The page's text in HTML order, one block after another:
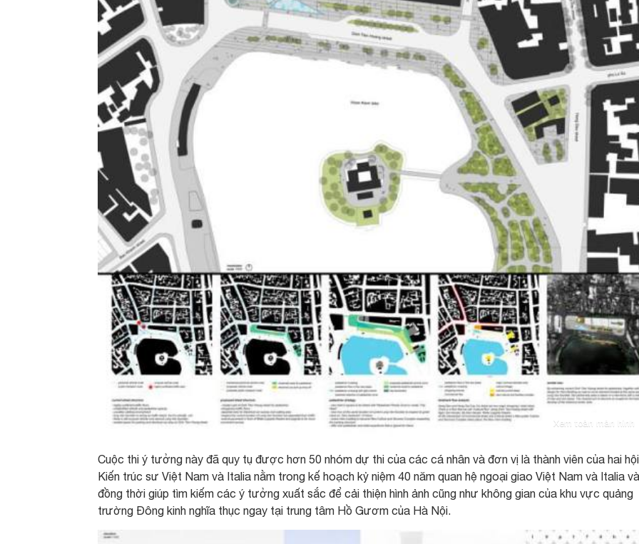
Xem toàn màn hình
Cuộc thi ý tưởng này đã quy tụ được hơn 50 nhóm dự thi của các cá nhân và đơn vị là thành viên của hai hội
Kiến trúc sư Việt Nam và Italia nằm trong kế hoạch kỷ niệm 40 năm quan hệ ngoại giao Việt Nam và Italia và
đồng thời giúp tìm kiếm các ý tưởng xuất sắc để cải thiện hình ảnh cũng như không gian của khu vực quảng
trường Đông kinh nghĩa thục ngay tại trung tâm Hồ Gươm của Hà Nội.